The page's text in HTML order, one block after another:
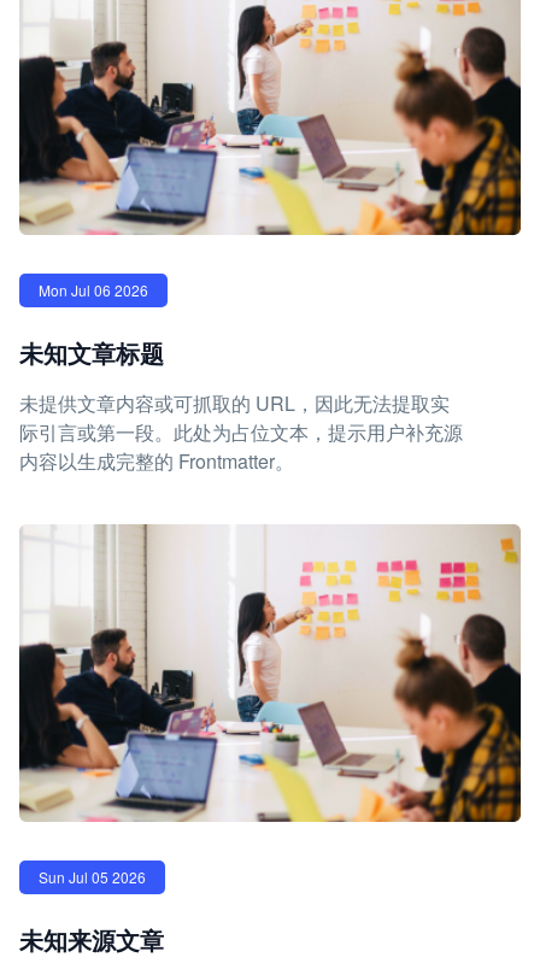
Mon Jul 06 2026
未知文章标题
未提供文章内容或可抓取的 URL，因此无法提取实
际引言或第一段。此处为占位文本，提示用户补充源
内容以生成完整的 Frontmatter。
Sun Jul 05 2026
未知来源文章